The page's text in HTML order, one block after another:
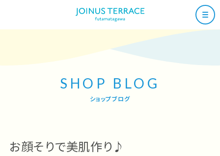
SHOP BLOG
ショップブログ
お顔そりで美肌作り♪